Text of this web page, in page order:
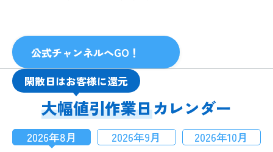
公式チャンネルへGO！
閑散日はお客様に還元
大幅値引作業日カレンダー
2026年8月 2026年9月 2026年10月